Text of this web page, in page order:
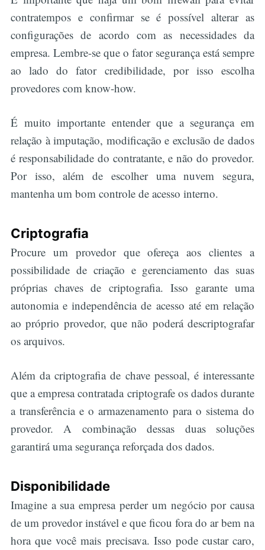
contratempos e confirmar se é possível alterar as
configurações de acordo com as necessidades da
empresa. Lembre-se que o fator segurança está sempre
ao lado do fator credibilidade, por isso escolha
provedores com know-how.
É muito importante entender que a segurança em
relação à imputação, modificação e exclusão de dados
é responsabilidade do contratante, e não do provedor.
Por isso, além de escolher uma nuvem segura,
mantenha um bom controle de acesso interno.
Criptografia
Procure um provedor que ofereça aos clientes a
possibilidade de criação e gerenciamento das suas
próprias chaves de criptografia. Isso garante uma
autonomia e independência de acesso até em relação
ao próprio provedor, que não poderá descriptografar
os arquivos.
Além da criptografia de chave pessoal, é interessante
que a empresa contratada criptografe os dados durante
a transferência e o armazenamento para o sistema do
provedor. A combinação dessas duas soluções
garantirá uma segurança reforçada dos dados.
Disponibilidade
Imagine a sua empresa perder um negócio por causa
de um provedor instável e que ficou fora do ar bem na
hora que você mais precisava. Isso pode custar caro,